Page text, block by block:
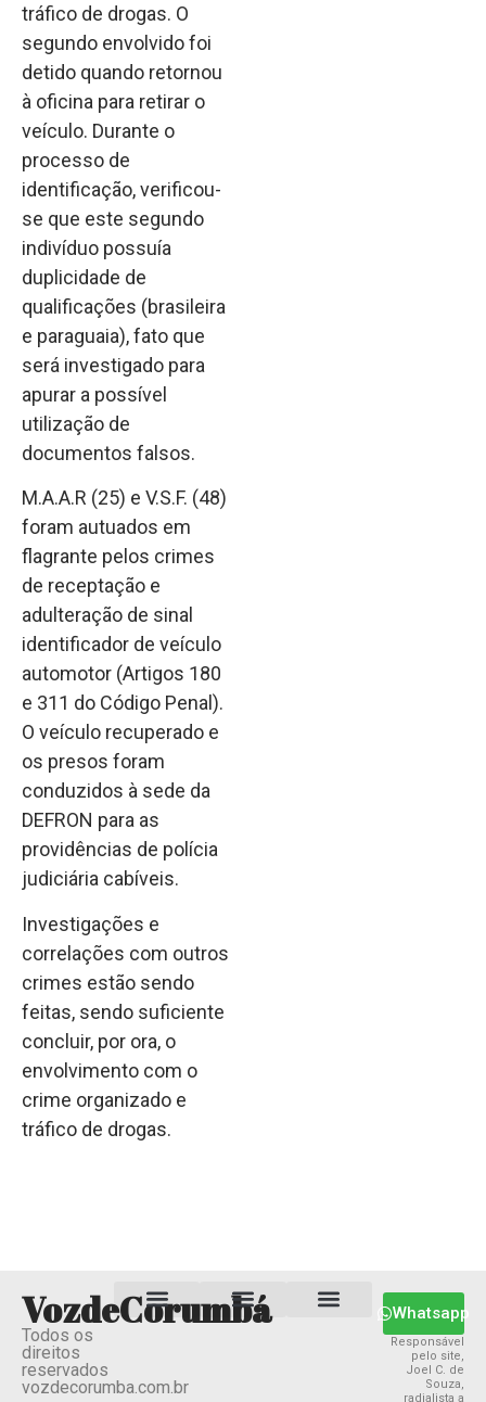
tráfico de drogas. O
segundo envolvido foi
detido quando retornou
à oficina para retirar o
veículo. Durante o
processo de
identificação, verificou-
se que este segundo
indivíduo possuía
duplicidade de
qualificações (brasileira
e paraguaia), fato que
será investigado para
apurar a possível
utilização de
documentos falsos.
M.A.A.R (25) e V.S.F. (48)
foram autuados em
flagrante pelos crimes
de receptação e
adulteração de sinal
identificador de veículo
automotor (Artigos 180
e 311 do Código Penal).
O veículo recuperado e
os presos foram
conduzidos à sede da
DEFRON para as
providências de polícia
judiciária cabíveis.
Investigações e
correlações com outros
crimes estão sendo
feitas, sendo suficiente
concluir, por ora, o
envolvimento com o
crime organizado e
tráfico de drogas.
VozdeCorumbá
Todos os
direitos
reservados
vozdecorumba.com.br
Whatsapp
Responsável
pelo site,
Joel C. de
Souza,
radialista a